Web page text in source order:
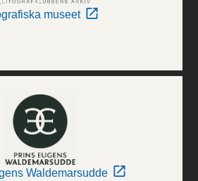
museet
Waldemarsudde